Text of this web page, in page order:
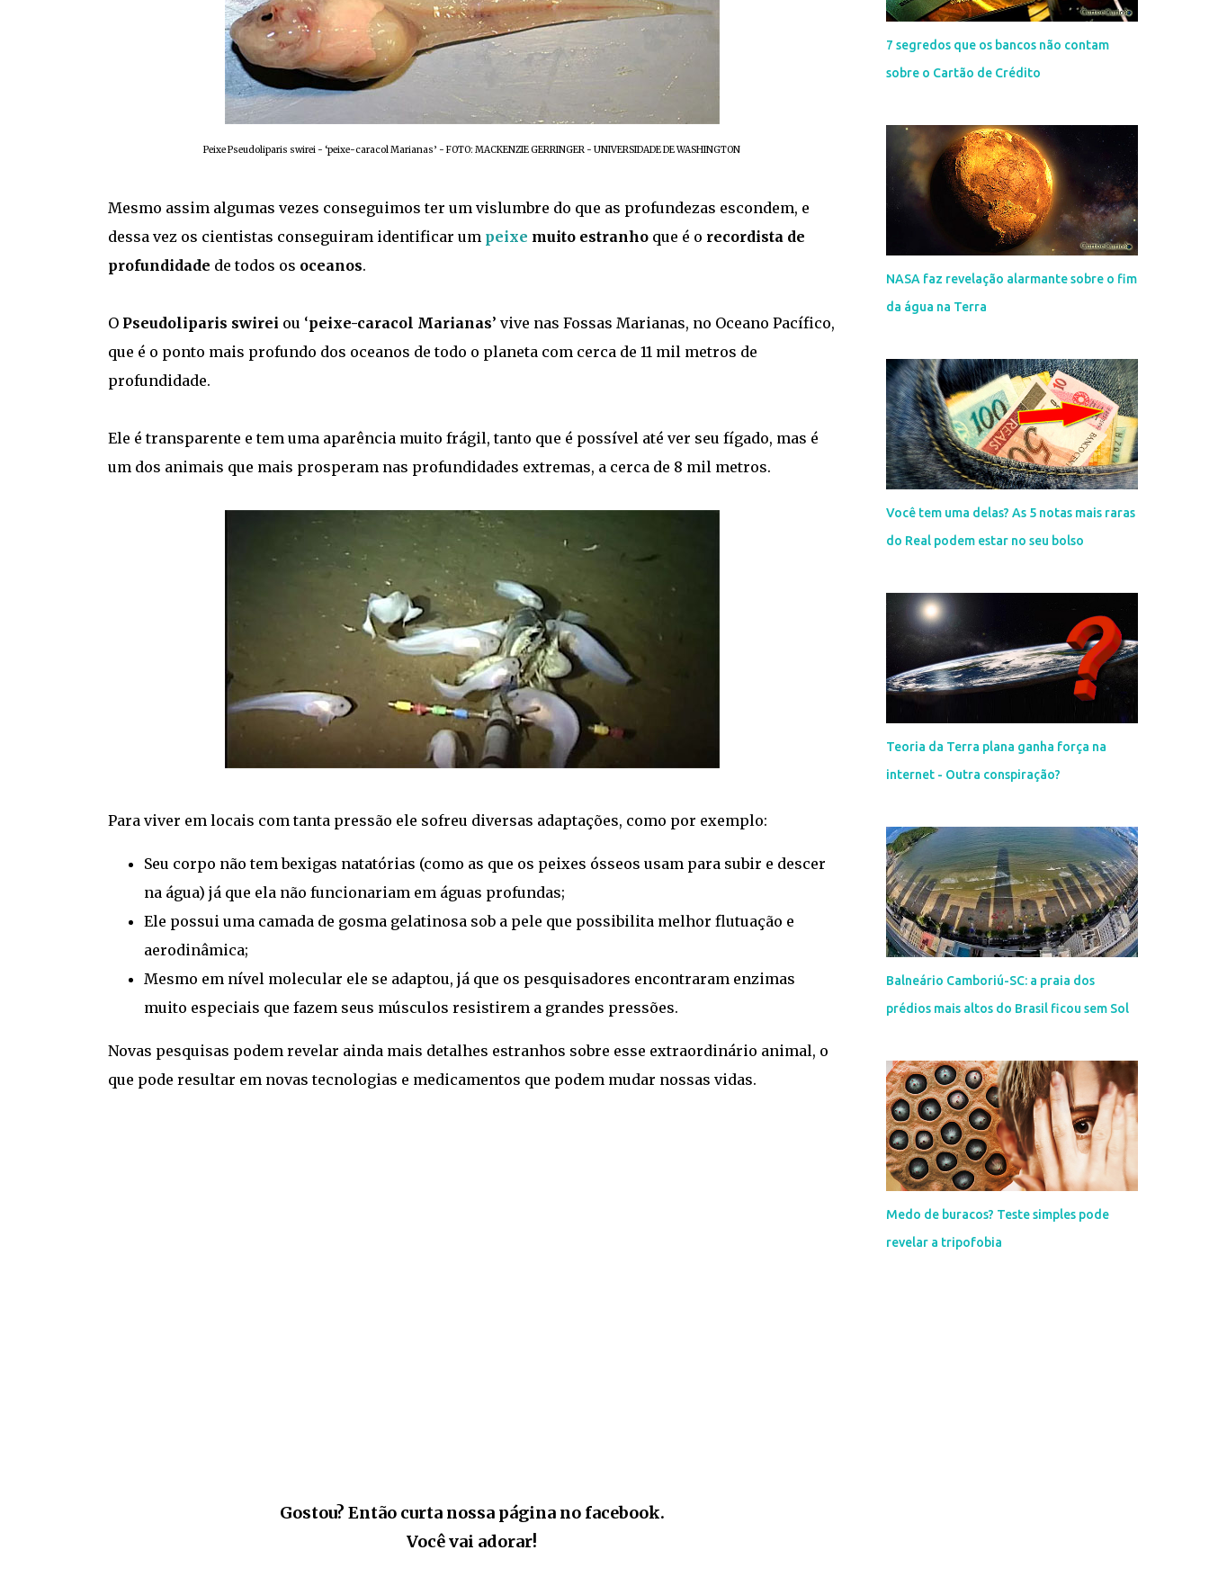
Peixe Pseudoliparis swirei - ‘peixe-caracol Marianas’ - FOTO: MACKENZIE GERRINGER - UNIVERSIDADE DE WASHINGTON
Mesmo assim algumas vezes conseguimos ter um vislumbre do que as profundezas escondem, e
dessa vez os cientistas conseguiram identificar um peixe muito estranhoque é o recordista de
profundidade de todos os oceanos.
O Pseudoliparis swirei ou ‘peixe-caracol Marianas’ vive nas Fossas Marianas, no Oceano Pacífico,
que é o ponto mais profundo dos oceanos de todo o planeta com cerca de 11 mil metros de
profundidade.
Ele é transparente e tem uma aparência muito frágil, tanto que é possível até ver seu fígado, mas é
um dos animais que mais prosperam nas profundidades extremas, a cerca de 8 mil metros.
Para viver em locais com tanta pressão ele sofreu diversas adaptações, como por exemplo:
Seu corpo não tem bexigas natatórias (como as que os peixes ósseos usam para subir e descer
na água) já que ela não funcionariam em águas profundas;
Ele possui uma camada de gosma gelatinosa sob a pele que possibilita melhor flutuação e
aerodinâmica;
Mesmo em nível molecular ele se adaptou, já que os pesquisadores encontraram enzimas
muito especiais que fazem seus músculos resistirem a grandes pressões.
Novas pesquisas podem revelar ainda mais detalhes estranhos sobre esse extraordinário animal, o
que pode resultar em novas tecnologias e medicamentos que podem mudar nossas vidas.
Gostou? Então curta nossa página no facebook.
Você vai adorar!
7 segredos que os bancos não contam
sobre o Cartão de Crédito
NASA faz revelação alarmante sobre o fim
da água na Terra
Você tem uma delas? As 5 notas mais raras
do Real podem estar no seu bolso
Teoria da Terra plana ganha força na
internet - Outra conspiração?
Balneário Camboriú-SC: a praia dos
prédios mais altos do Brasil ficou sem Sol
Medo de buracos? Teste simples pode
revelar a tripofobia